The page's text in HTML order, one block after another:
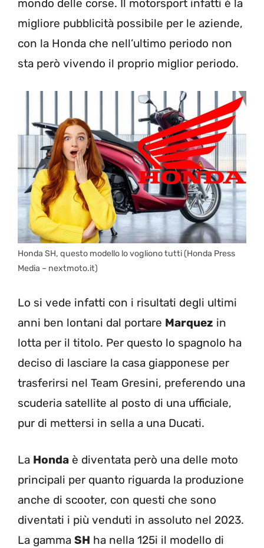
mondo delle corse. Il motorsport infatti è la
migliore pubblicità possibile per le aziende,
con la Honda che nell’ultimo periodo non
sta però vivendo il proprio miglior periodo.
Honda SH, questo modello lo vogliono tutti (Honda Press
Media – nextmoto.it)
Lo si vede infatti con i risultati degli ultimi
anni ben lontani dal portare Marquez in
lotta per il titolo. Per questo lo spagnolo ha
deciso di lasciare la casa giapponese per
trasferirsi nel Team Gresini, preferendo una
scuderia satellite al posto di una ufficiale,
pur di mettersi in sella a una Ducati.
La Honda è diventata però una delle moto
principali per quanto riguarda la produzione
anche di scooter, con questi che sono
diventati i più venduti in assoluto nel 2023.
La gamma SH ha nella 125i il modello di